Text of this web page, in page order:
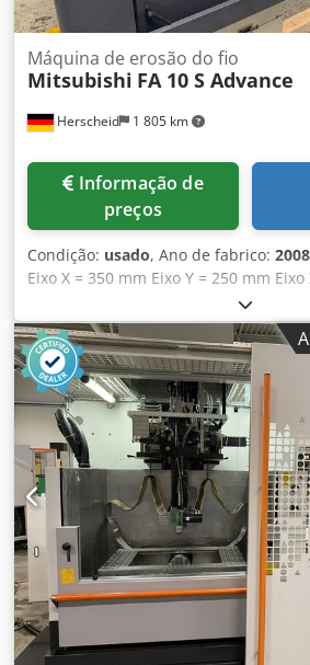
Herscheid 1 805 km
Máquina de erosão do fio
Mitsubishi FA 10 S Advance
preços
Condição: usado, Ano de fabrico: 2008
Eixo X = 350 mm Eixo Y = 250 mm
refrigerador Totalmente funcional
Adkek